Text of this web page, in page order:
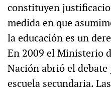
constituyen
medida en que
la educación es un
En 2009 el Ministerio
Nación abrió el
escuela secundaria.